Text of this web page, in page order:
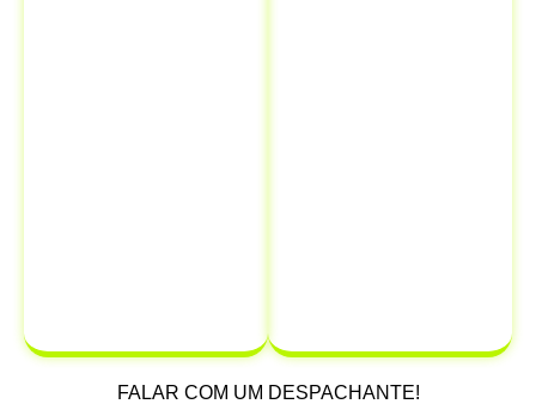
FALAR COM UM DESPACHANTE!